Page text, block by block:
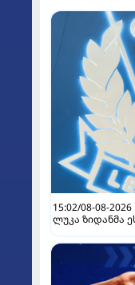
15:02/08-08-2026
ლუკა ზიდანმა